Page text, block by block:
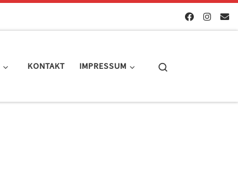
KONTAKT IMPRESSUM